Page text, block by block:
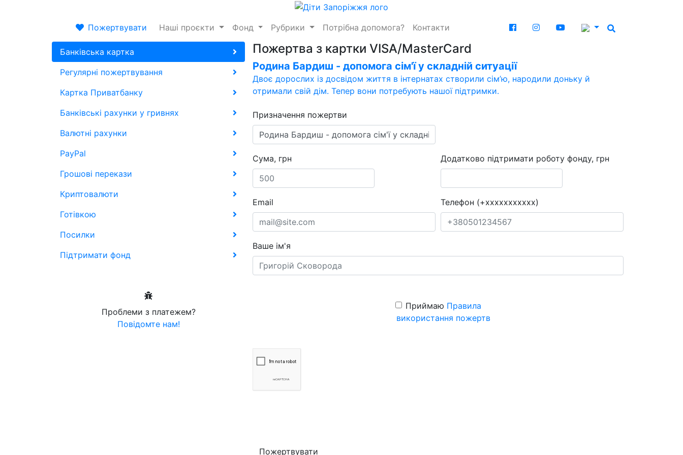
Пожертвувати Наші проєкти Фонд Рубрики Потрібна допомога? Контакти
Банківська картка
Регулярні пожертвування
Картка Приватбанку
Банківські рахунки у гривнях
Валютні рахунки
PayPal
Грошові перекази
Криптовалюти
Готівкою
Посилки
Підтримати фонд
Проблеми з платежем?
Повідомте нам!
Пожертва з картки VISA/MasterCard
Родина Бардиш - допомога сім'ї у складній ситуації
Двоє дорослих із досвідом життя в інтернатах створили сім’ю, народили доньку й
отримали свій дім. Тепер вони потребують нашої підтримки.
Призначення пожертви
Сума, грн Додатково підтримати роботу фонду, грн
Email Телефон (+xxxxxxxxxxx)
Ваше ім'я
Приймаю Правила
використання пожертв
Пожертвувати